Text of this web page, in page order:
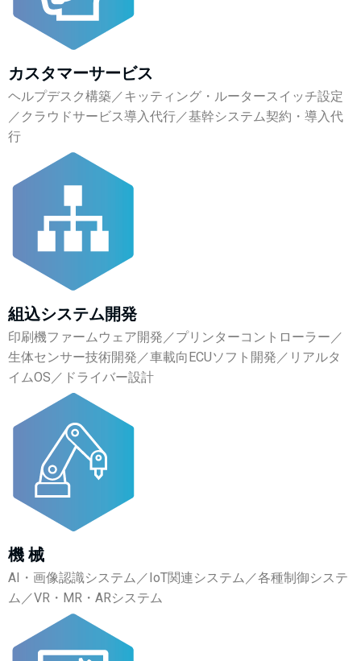
カスタマーサービス
ヘルプデスク構築／キッティング・ルータースイッチ設定
／クラウドサービス導入代行／基幹システム契約・導入代
行
組込システム開発
印刷機ファームウェア開発／プリンターコントローラー／
生体センサー技術開発／車載向ECUソフト開発／リアルタ
イムOS／ドライバー設計
機 械
AI・画像認識システム／IoT関連システム／各種制御システ
ム／VR・MR・ARシステム